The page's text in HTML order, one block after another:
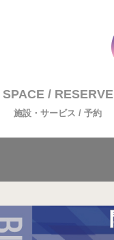
SPACE / RESERVE
施設・サービス / 予約